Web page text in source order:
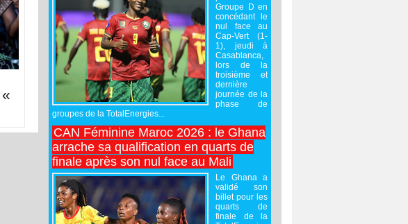
Groupe D en
concédant le
nul face au
Cap-Vert (1-
1), jeudi à
Casablanca,
lors de la
troisième et
dernière
journée de la
phase de
groupes de la TotalEnergies...
CAN Féminine Maroc 2026 : le Ghana
arrache sa qualification en quarts de
finale après son nul face au Mali
Le Ghana a
validé son
billet pour les
quarts de
finale de la